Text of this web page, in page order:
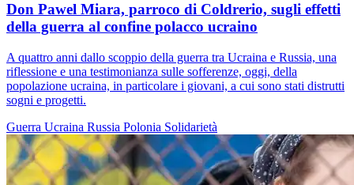
Don Pawel Miara, parroco di Coldrerio, sugli effetti
della guerra al confine polacco ucraino
A quattro anni dallo scoppio della guerra tra Ucraina e Russia, una
riflessione e una testimonianza sulle sofferenze, oggi, della
popolazione ucraina, in particolare i giovani, a cui sono stati distrutti
sogni e progetti.
Guerra Ucraina Russia Polonia Solidarietà